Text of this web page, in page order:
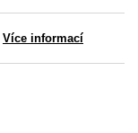
Více informací